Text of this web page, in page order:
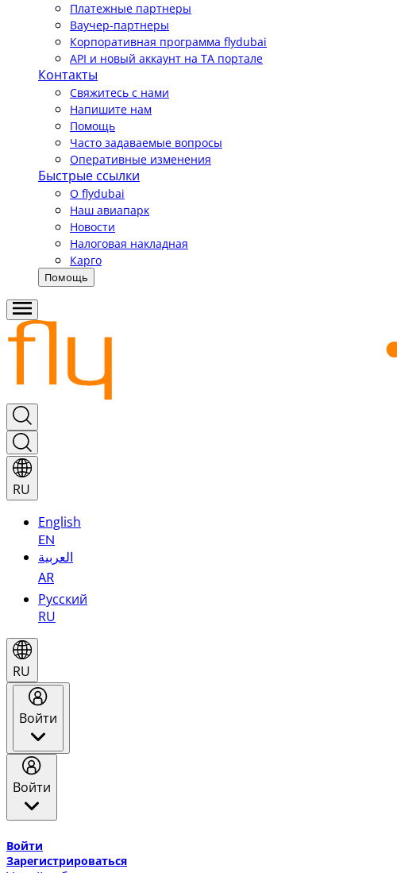
Платежные партнеры
Ваучер-партнеры
Корпоративная программа flydubai
API и новый аккаунт на TA портале
Контакты
Свяжитесь с нами
Напишите нам
Помощь
Часто задаваемые вопросы
Оперативные изменения
Быстрые ссылки
О flydubai
Наш авиапарк
Новости
Налоговая накладная
Карго
Помощь
RU
English
EN
العربية
AR
Русский
RU
RU
Войти
Войти
Войти
Зарегистрироваться